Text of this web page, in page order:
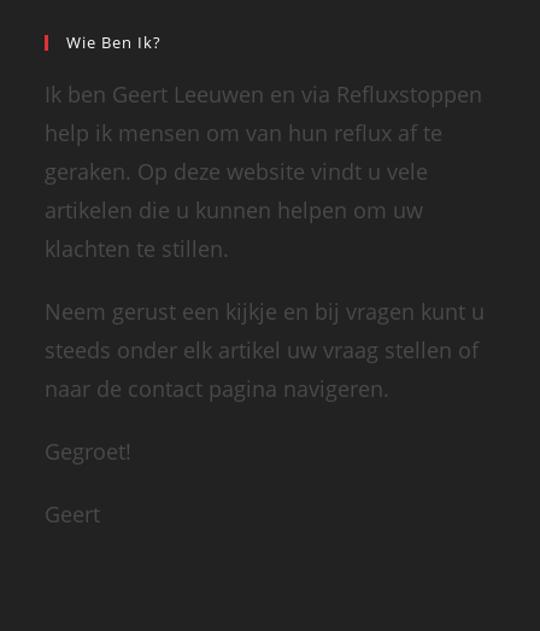
Wie Ben Ik?
Ik ben Geert Leeuwen en via Refluxstoppen
help ik mensen om van hun reflux af te
geraken. Op deze website vindt u vele
artikelen die u kunnen helpen om uw
klachten te stillen.
Neem gerust een kijkje en bij vragen kunt u
steeds onder elk artikel uw vraag stellen of
naar de contact pagina navigeren.
Gegroet!
Geert